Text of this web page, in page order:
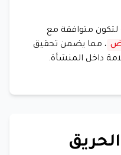
لتكون متوافقة مع
، مما يضمن تحقيق
داخل المنشأة.